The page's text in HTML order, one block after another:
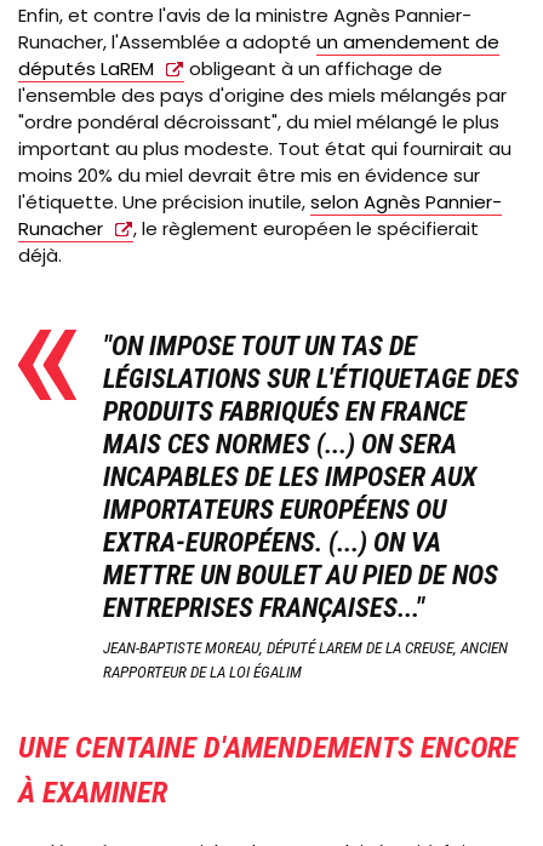
Enfin, et contre l'avis de la ministre Agnès Pannier-
Runacher, l'Assemblée a adopté un amendement de
députés LaREM
obligeant à un affichage de
l'ensemble des pays d'origine des miels mélangés par
"ordre pondéral décroissant", du miel mélangé le plus
important au plus modeste. Tout état qui fournirait au
moins 20% du miel devrait être mis en évidence sur
l'étiquette. Une précision inutile,selon Agnès Pannier-
Runacher
, le règlement européen le spécifierait
déjà.
"ON IMPOSE TOUT UN TAS DE
LÉGISLATIONS SUR L'ÉTIQUETAGE DES
PRODUITS FABRIQUÉS EN FRANCE
MAIS CES NORMES (...) ON SERA
INCAPABLES DE LES IMPOSER AUX
IMPORTATEURS EUROPÉENS OU
EXTRA-EUROPÉENS. (...) ON VA
METTRE UN BOULET AU PIED DE NOS
ENTREPRISES FRANÇAISES..."
JEAN-BAPTISTE MOREAU, DÉPUTÉ LAREM DE LA CREUSE, ANCIEN
RAPPORTEUR DE LA LOI ÉGALIM
UNE CENTAINE D'AMENDEMENTS ENCORE
À EXAMINER